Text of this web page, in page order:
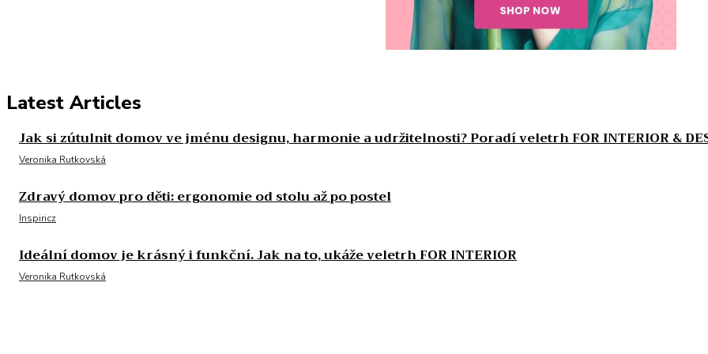
Latest Articles
Jak si zútulnit domov ve jménu designu, harmonie a udržitelnosti? Poradí veletrh FOR INTERIOR &
Veronika Rutkovská
Zdravý domov pro děti: ergonomie od stolu až po postel
Inspiricz
Ideální domov je krásný i funkční. Jak na to, ukáže veletrh FOR INTERIOR
Veronika Rutkovská